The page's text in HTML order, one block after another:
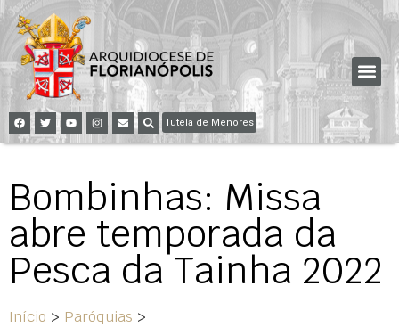
Tutela de Menores
Bombinhas: Missa
abre temporada da
Pesca da Tainha 2022
Início > Paróquias >